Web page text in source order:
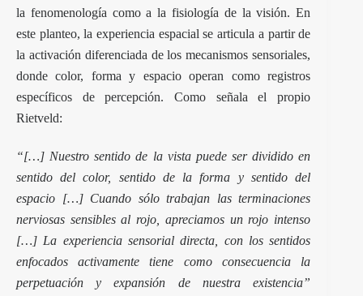
la fenomenología como a la fisiología de la visión. En
este planteo, la experiencia espacial se articula a partir de
la activación diferenciada de los mecanismos sensoriales,
donde color, forma y espacio operan como registros
específicos de percepción. Como señala el propio
Rietveld:
“[…] Nuestro sentido de la vista puede ser dividido en
sentido del color, sentido de la forma y sentido del
espacio […] Cuando sólo trabajan las terminaciones
nerviosas sensibles al rojo, apreciamos un rojo intenso
[…] La experiencia sensorial directa, con los sentidos
enfocados activamente tiene como consecuencia la
perpetuación y expansión de nuestra existencia”